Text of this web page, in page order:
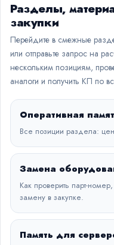
Разделы,
закупки
Перейдите в смежные
или отправьте запрос на
нескольким позициям,
аналоги и получить КП по
Оперативная
Все позиции раздела:
Замена
Как проверить парт-
замену в закупке.
Память для